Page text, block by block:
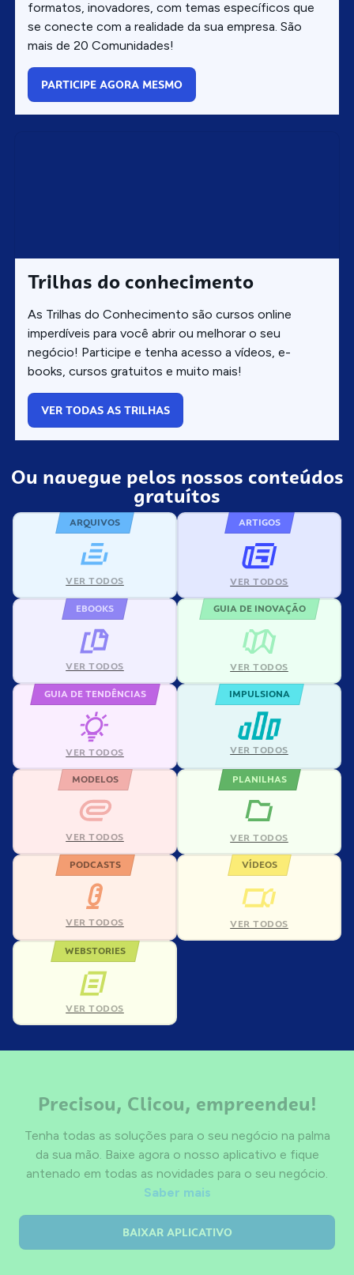
formatos, inovadores, com temas específicos que
se conecte com a realidade da sua empresa. São
mais de 20 Comunidades!
PARTICIPE AGORA MESMO
Trilhas do conhecimento
As Trilhas do Conhecimento são cursos online
imperdíveis para você abrir ou melhorar o seu
negócio! Participe e tenha acesso a vídeos, e-
books, cursos gratuitos e muito mais!
VER TODAS AS TRILHAS
Ou navegue pelos nossos conteúdos
gratuítos
ARQUIVOS
VER TODOS
ARTIGOS
VER TODOS
EBOOKS
VER TODOS
GUIA DE INOVAÇÃO
VER TODOS
GUIA DE TENDÊNCIAS
VER TODOS
IMPULSIONA
VER TODOS
MODELOS
VER TODOS
PLANILHAS
VER TODOS
PODCASTS
VER TODOS
VÍDEOS
VER TODOS
WEBSTORIES
VER TODOS
Precisou, Clicou, empreendeu!
Tenha todas as soluções para o seu negócio na palma
da sua mão. Baixe agora o nosso aplicativo e fique
antenado em todas as novidades para o seu negócio.
Saber mais
BAIXAR APLICATIVO